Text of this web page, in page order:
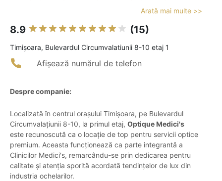
Arată mai multe >>
8.9 (15)
Timişoara, Bulevardul Circumvalatiunii 8-10 etaj 1
Afișează numărul de telefon
Despre companie:
Localizată în centrul orașului Timișoara, pe Bulevardul
Circumvalațiunii 8-10, la primul etaj, Optique Medici's
este recunoscută ca o locație de top pentru servicii optice
premium. Aceasta funcționează ca parte integrantă a
Clinicilor Medici's, remarcându-se prin dedicarea pentru
calitate și atenția sporită acordată tendințelor de lux din
industria ochelarilor.